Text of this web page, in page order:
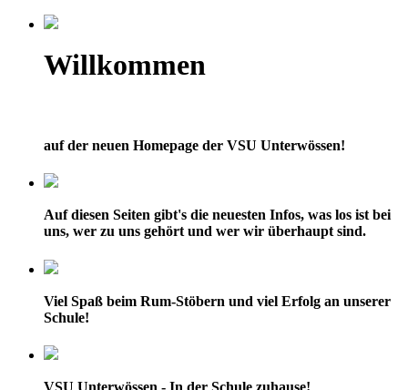
Willkommen
auf der neuen Homepage der VSU Unterwössen!
Auf diesen Seiten gibt's die neuesten Infos, was los ist bei
uns, wer zu uns gehört und wer wir überhaupt sind.
Viel Spaß beim Rum-Stöbern und viel Erfolg an unserer
Schule!